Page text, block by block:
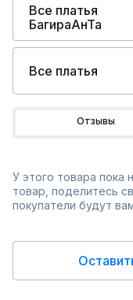
Все платья
БагираАнТа
Все платья
Отзывы
У этого товара пока
товар, поделитесь
покупатели будут